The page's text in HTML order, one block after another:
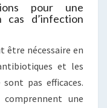
pour une
cas d’infection
être nécessaire en
et les
pas efficaces.
une